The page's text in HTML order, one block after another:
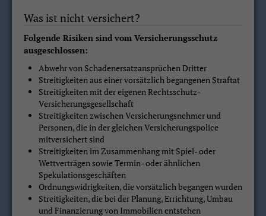
Was ist nicht versichert?
Folgende Risiken sind vom Versicherungsschutz
ausgeschlossen:
Abwehr von Schadenersatzansprüchen Dritter
Streitigkeiten aus einer vorsätzlich begangenen Straftat
Streitigkeiten mit der eigenen Rechtsschutz-
Versicherungsgesellschaft
Streitigkeiten zwischen Versicherungsnehmer und
Personen, die in der gleichen Versicherungspolice
mitversichert sind
Streitigkeiten im Zusammenhang mit Spiel- oder
Wettverträgen sowie Termin- oder ähnlichen
Spekulationsgeschäften
Ordnungswidrigkeiten, die vorsätzlich begangen wurden
Streitigkeiten, die bei der Planung, Errichtung, Umbau
und Finanzierung von Immobilien entstehen